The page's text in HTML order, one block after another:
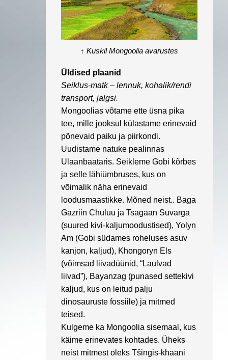
↑ Kuskil Mongoolia avarustes
Üldised plaanid
Seiklus-matk – lennuk, kohalik/rendi
transport, jalgsi.
Mongoolias võtame ette üsna pika
tee, mille jooksul külastame erinevaid
põnevaid paiku ja piirkondi.
Uudistame natuke pealinnas
Ulaanbaataris. Seikleme Gobi kõrbes
ja selle lähiümbruses, kus on
võimalik näha erinevaid
loodusmaastikke. Mõned neist.. Baga
Gazriin Chuluu ja Tsagaan Suvarga
(suured kivi-kaljumoodustised), Yolyn
Am (Gobi südames roheluses asuv
kanjon, kaljud), Khongoryn Els
(võimsad liivadüünid, “Laulvad
liivad”), Bayanzag (punased settekivi
kaljud, kus on leitud palju
dinosauruste fossiile) ja mitmed
teised.
Kulgeme ka Mongoolia sisemaal, kus
käime erinevates kohtades. Üheks
neist mitmest oleks Tšingis-khaani